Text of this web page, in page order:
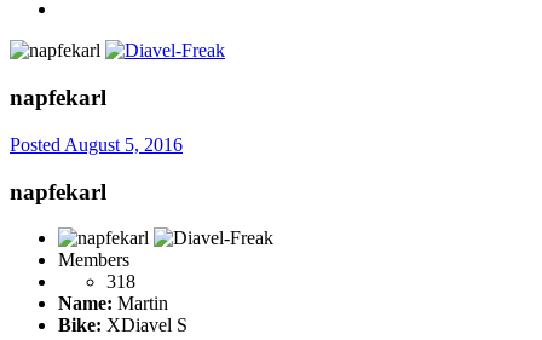
napfekarl
Posted August 5, 2016
napfekarl
Members
318
Name: Martin
Bike: XDiavel S